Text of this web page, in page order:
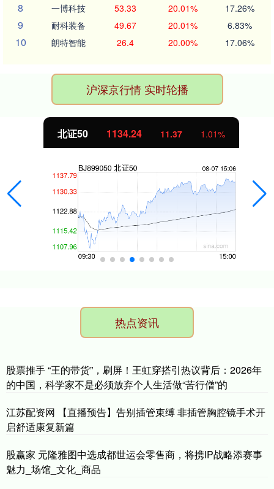
8 一博科技 53.33 20.01% 17.26%
9 耐科装备 49.67 20.01% 6.83%
10 朗特智能 26.4 20.00% 17.06%
沪深京行情 实时轮播
北证50 1134.24 11.37 1.01%
热点资讯
股票推手 “王的带货”，刷屏！王虹穿搭引热议背后：2026年
的中国，科学家不是必须放弃个人生活做“苦行僧”的
江苏配资网 【直播预告】告别插管束缚 非插管胸腔镜手术开
启舒适康复新篇
股赢家 元隆雅图中选成都世运会零售商，将携IP战略添赛事
魅力_场馆_文化_商品